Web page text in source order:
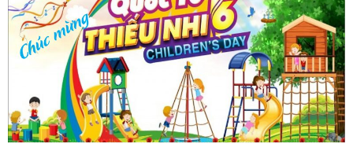
Rộn ràng tiếng cười 1/6: Bệnh viện Quân Dân Y Miền Đông
mang niềm vui đến cho các cháu thiếu nhi